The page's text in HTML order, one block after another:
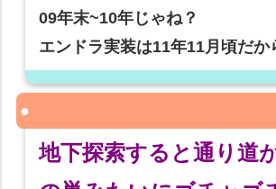
09年末~10年じゃね？
エンドラ実装は11年11月頃だか
地下探索すると通り道